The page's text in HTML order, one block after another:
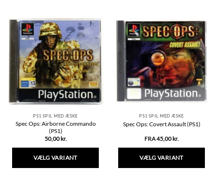
flere
varianter.
Mulighederne
kan
vælges
på
varesiden
flere
varianter.
Mulighederne
kan
vælges
på
varesiden
PS1 SPIL MED ÆSKE
Spec Ops: Airborne Commando
(PS1)
50,00 kr.
VÆLG VARIANT
PS1 SPIL MED ÆSKE
Spec Ops: Covert Assault (PS1)
FRA45,00 kr.
VÆLG VARIANT